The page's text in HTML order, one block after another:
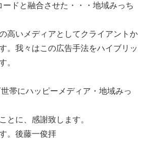
ードと融合させた・・・地域みっち
高いメディアとしてクライアントか
。我々はこの広告手法をハイブリッ
。
帯にハッピーメディア・地域みっ
とに、感謝致します。
。後藤一俊拝